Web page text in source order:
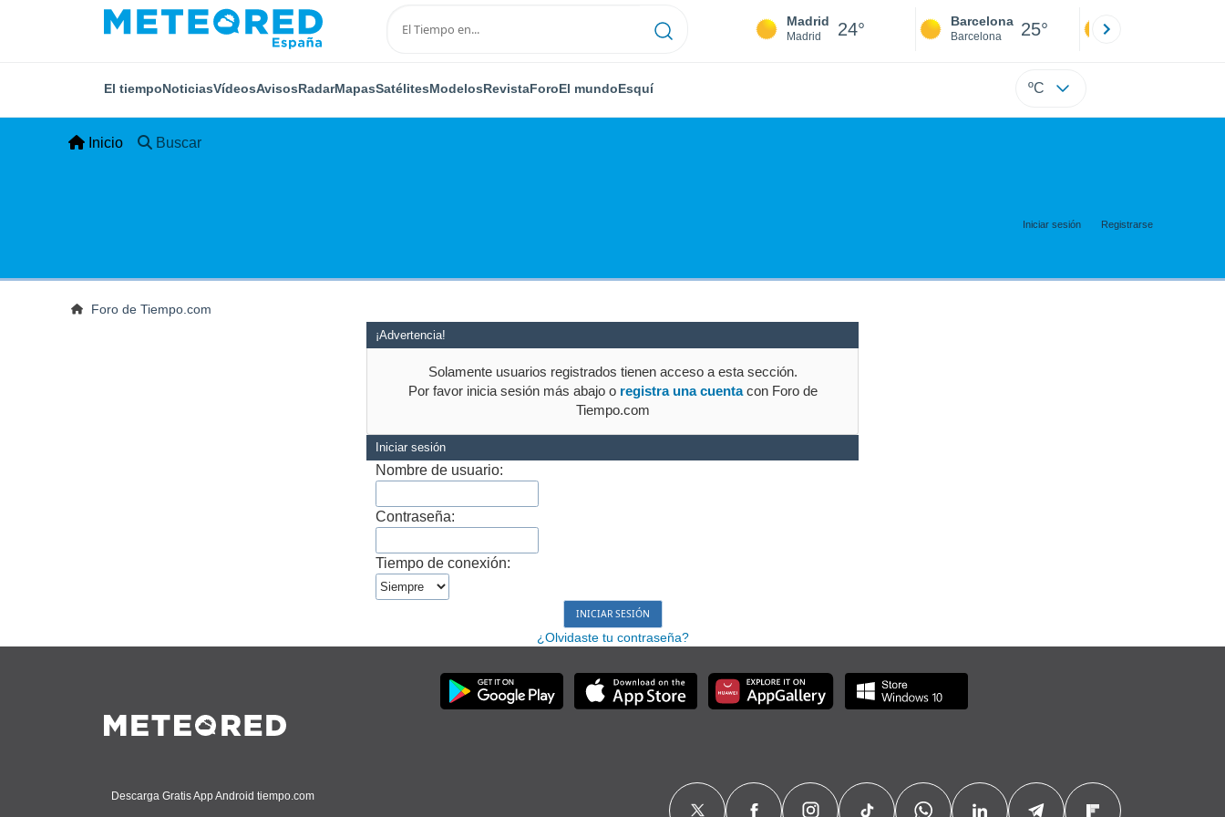
Madrid
Madrid 24° Barcelona
Barcelona 25°
El tiempoNoticiasVídeosAvisosRadarMapasSatélitesModelosRevistaForoEl mundoEsquí ºC
Inicio Buscar
Iniciar sesión Registrarse
Foro de Tiempo.com
¡Advertencia!
Solamente usuarios registrados tienen acceso a esta sección.
Por favor inicia sesión más abajo o registra una cuentacon Foro de
Tiempo.com
Iniciar sesión
Nombre de usuario:
Contraseña:
Tiempo de conexión:
¿Olvidaste tu contraseña?
Descarga Gratis App Android tiempo.com